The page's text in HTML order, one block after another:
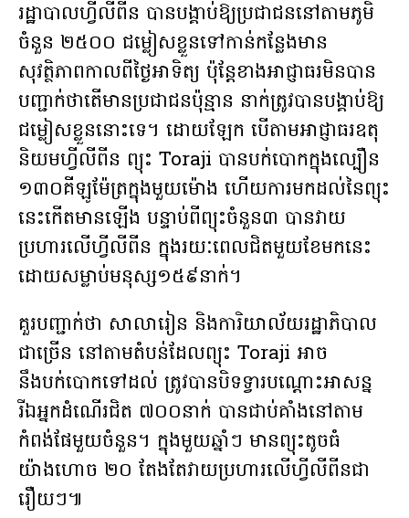
រដ្ឋាបាលហ្វីលីពីន បានបង្គាប់ឱ្យប្រជាជននៅតាមភូមិ
ចំនួន ២៥០០ ជម្លៀសខ្លួនទៅកាន់កន្លែងមាន
សុវត្ថិភាពកាលពីថ្ងៃអាទិត្យ ប៉ុន្តែខាងអាជ្ញាធរមិនបាន
បញ្ជាក់ថាតើមានប្រជាជនប៉ុន្មាន នាក់ត្រូវបានបង្គាប់ឱ្យ
ជម្លៀសខ្លួននោះទេ។ ដោយឡែក បើតាមអាជ្ញាធរឧតុ
និយមហ្វីលីពីន ព្យុះ Toraji បានបក់បោកក្នុងល្បឿន
១៣០គីឡូម៉ែត្រក្នុងមួយម៉ោង ហើយការមកដល់នៃព្យុះ
នេះកើតមានឡើង បន្ទាប់ពីព្យុះចំនួន៣ បានវាយ
ប្រហារលើហ្វីលីពីន ក្នុងរយៈពេលជិតមួយខែមកនេះ
ដោយសម្លាប់មនុស្ស១៥៩នាក់។
គួរបញ្ជាក់ថា សាលារៀន និងការិយាល័យរដ្ឋាភិបាល
ជាច្រើន នៅតាមតំបន់ដែលព្យុះ Toraji អាច
នឹងបក់បោកទៅដល់ ត្រូវបានបិទទ្វារបណ្ដោះអាសន្ន
រីឯអ្នកដំណើរជិត ៧០០នាក់ បានជាប់គាំងនៅតាម
កំពង់ផែមួយចំនួន។ ក្នុងមួយឆ្នាំៗ មានព្យុះតូចធំ
យ៉ាងហោច ២០ តែងតែវាយប្រហារលើហ្វីលីពីនជា
រឿយៗ៕